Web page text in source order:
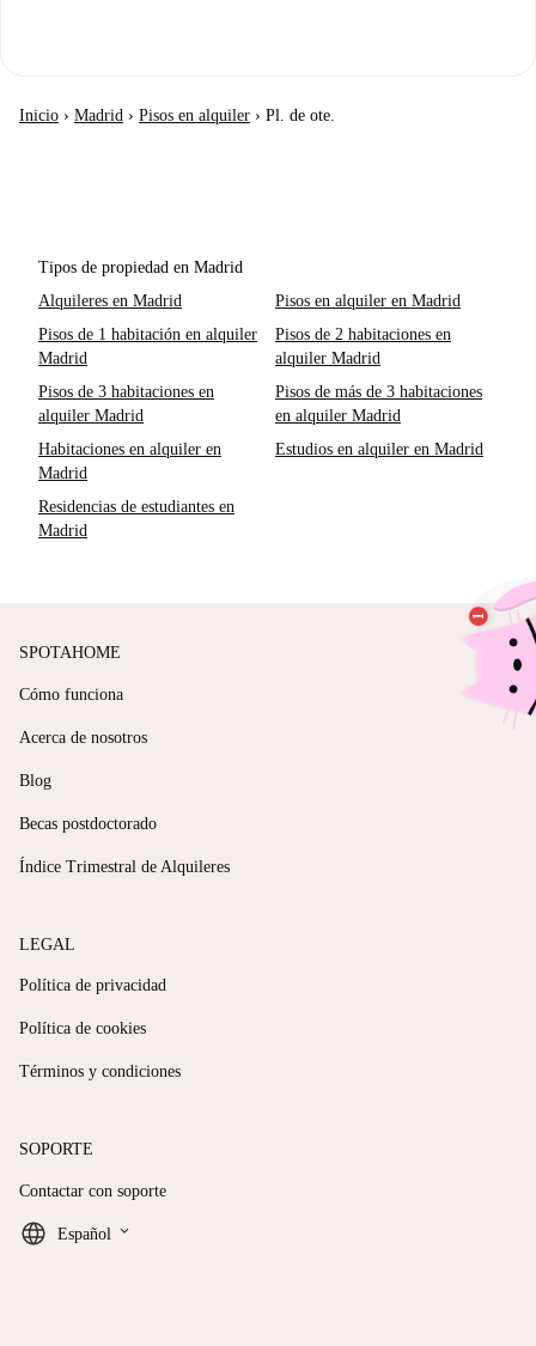
Inicio › Madrid › Pisos en alquiler › Pl. de ote.
Tipos de propiedad en Madrid
Alquileres en Madrid
Pisos en alquiler en Madrid
Pisos de 1 habitación en alquiler
Madrid
Pisos de 2 habitaciones en
alquiler Madrid
Pisos de 3 habitaciones en
alquiler Madrid
Pisos de más de 3 habitaciones
en alquiler Madrid
Habitaciones en alquiler en
Madrid
Estudios en alquiler en Madrid
Residencias de estudiantes en
Madrid
SPOTAHOME
Cómo funciona
Acerca de nosotros
Blog
Becas postdoctorado
Índice Trimestral de Alquileres
LEGAL
Política de privacidad
Política de cookies
Términos y condiciones
SOPORTE
Contactar con soporte
Español keyboard_arrow_down